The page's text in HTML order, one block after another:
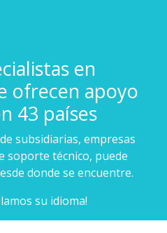
en
ofrecen apoyo
43 países
subsidiarias, empresas
soporte técnico, puede
donde se encuentre.
su idioma!